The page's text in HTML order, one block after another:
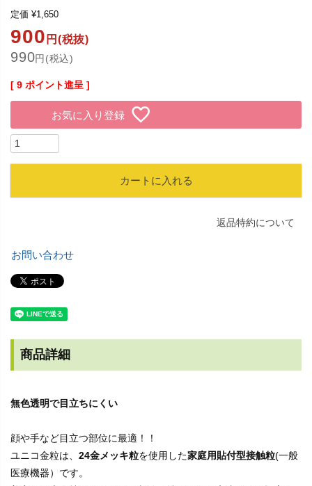
定価 ¥1,650
900 円(税抜)
990円(税込)
[ 9 ポイント進呈 ]
お気に入り登録
カートに入れる
返品特約について
お問い合わせ
商品詳細
無色透明で目立ちにくい
顔や手など目立つ部位に最適！！
ユニコ金粒は、 24金メッキ粒を使用した家庭用貼付型接触粒(一般
医療機器）です。